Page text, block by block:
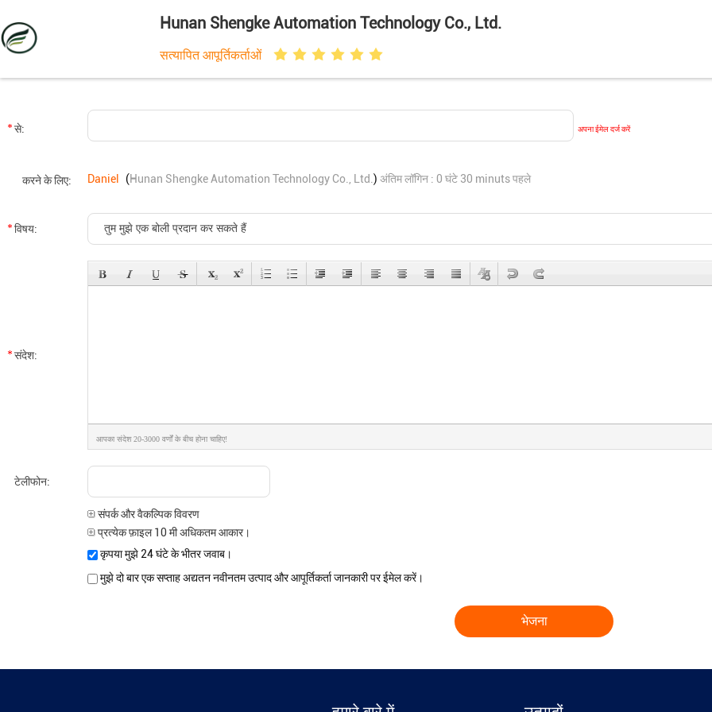
Hunan Shengke Automation Technology Co., Ltd.
सत्यापित आपूर्तिकर्ताओं
से: अपना ईमेल दर्ज करें
करने के लिए: Daniel (Hunan Shengke Automation Technology Co., Ltd. ) अंतिम लॉगिन : 0 घंटे 30 minuts पहले
विषय:
संदेश:
आपका संदेश 20-3000 वर्णों के बीच होना चाहिए!
टेलीफोन:
संपर्क और वैकल्पिक विवरण
प्रत्येक फ़ाइल 10 मी अधिकतम आकार।
कृपया मुझे 24 घंटे के भीतर जवाब।
मुझे दो बार एक सप्ताह अद्यतन नवीनतम उत्पाद और आपूर्तिकर्ता जानकारी पर ईमेल करें।